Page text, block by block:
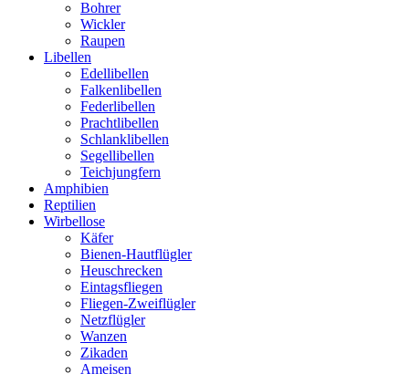
Bohrer
Wickler
Raupen
Libellen
Edellibellen
Falkenlibellen
Federlibellen
Prachtlibellen
Schlanklibellen
Segellibellen
Teichjungfern
Amphibien
Reptilien
Wirbellose
Käfer
Bienen-Hautflügler
Heuschrecken
Eintagsfliegen
Fliegen-Zweiflügler
Netzflügler
Wanzen
Zikaden
Ameisen